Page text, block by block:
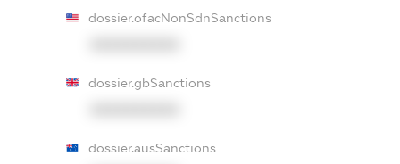
dossier.ofacNonSdnSanctions
dossier.gbSanctions
dossier.ausSanctions